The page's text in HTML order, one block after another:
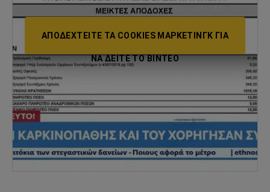
ΑΠΟΔΕΧΤΕΊΤΕ ΤΑ COOKIES ΜΆΡΚΕΤΙΝΓΚ ΓΙΑ
ΝΑ ΔΕΊΤΕ ΤΟ ΒΙΝΤΕΟ